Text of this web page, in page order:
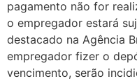
pagamento não for
o empregador estará
destacado na Agência
empregador fizer o
vencimento, serão